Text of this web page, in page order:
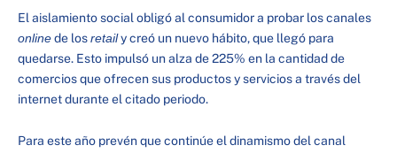
El aislamiento social obligó al consumidor a probar los canales
onlinede losretaily creó un nuevo hábito, que llegó para
quedarse. Esto impulsó un alza de 225% en la cantidad de
comercios que ofrecen sus productos y servicios a través del
internet durante el citado periodo.
Para este año prevén que continúe el dinamismo del canal